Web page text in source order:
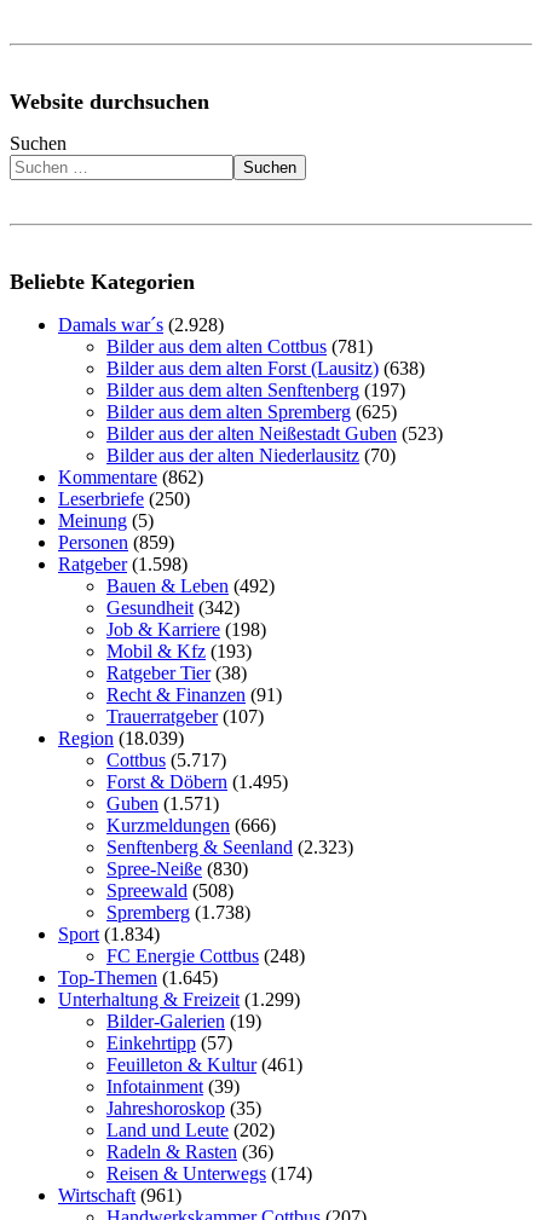
Website durchsuchen
Suchen
Suchen
Beliebte Kategorien
Damals war´s (2.928)
Bilder aus dem alten Cottbus (781)
Bilder aus dem alten Forst (Lausitz) (638)
Bilder aus dem alten Senftenberg (197)
Bilder aus dem alten Spremberg (625)
Bilder aus der alten Neißestadt Guben (523)
Bilder aus der alten Niederlausitz (70)
Kommentare (862)
Leserbriefe (250)
Meinung (5)
Personen (859)
Ratgeber(1.598)
Bauen & Leben (492)
Gesundheit (342)
Job & Karriere (198)
Mobil & Kfz (193)
Ratgeber Tier(38)
Recht & Finanzen (91)
Trauerratgeber(107)
Region (18.039)
Cottbus (5.717)
Forst & Döbern (1.495)
Guben (1.571)
Kurzmeldungen (666)
Senftenberg & Seenland (2.323)
Spree-Neiße (830)
Spreewald (508)
Spremberg (1.738)
Sport (1.834)
FC Energie Cottbus (248)
Top-Themen (1.645)
Unterhaltung & Freizeit (1.299)
Bilder-Galerien (19)
Einkehrtipp (57)
Feuilleton & Kultur(461)
Infotainment (39)
Jahreshoroskop (35)
Land und Leute (202)
Radeln & Rasten (36)
Reisen & Unterwegs (174)
Wirtschaft (961)